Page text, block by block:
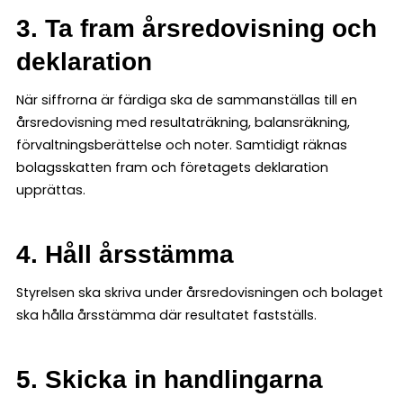
3. Ta fram årsredovisning och
deklaration
När siffrorna är färdiga ska de sammanställas till en
årsredovisning med resultaträkning, balansräkning,
förvaltningsberättelse och noter. Samtidigt räknas
bolagsskatten fram och företagets deklaration
upprättas.
4. Håll årsstämma
Styrelsen ska skriva under årsredovisningen och bolaget
ska hålla årsstämma där resultatet fastställs.
5. Skicka in handlingarna